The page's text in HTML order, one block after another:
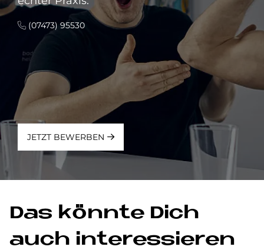
(07473) 95530
JETZT BEWERBEN
Das könn­te Dich
auch in­ter­es­sie­ren